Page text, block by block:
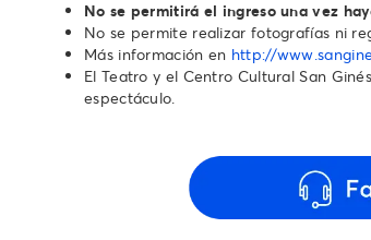
No se permitirá el ingreso una vez
No se permite realizar fotografías ni
Más información en http://
El Teatro y el Centro Cultural San
espectáculo.